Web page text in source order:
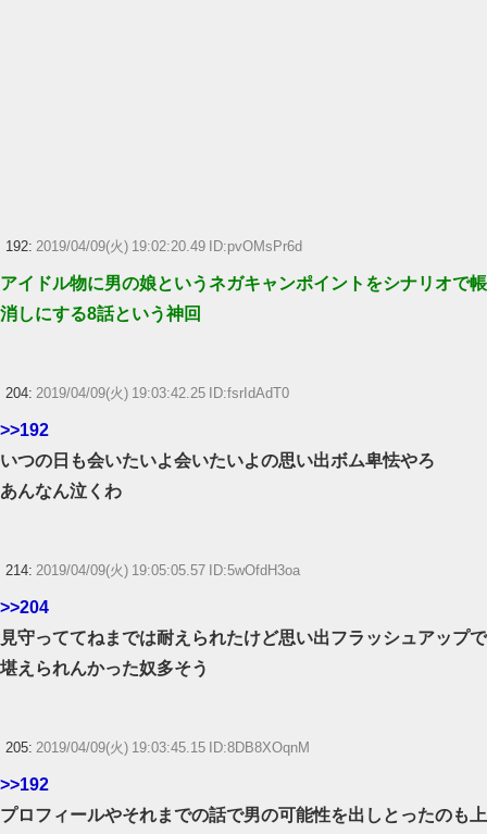
192: 2019/04/09(火) 19:02:20.49 ID:pvOMsPr6d
アイドル物に男の娘というネガキャンポイントをシナリオで帳
消しにする8話という神回
204: 2019/04/09(火) 19:03:42.25 ID:fsrIdAdT0
>>192
いつの日も会いたいよ会いたいよの思い出ボム卑怯やろ
あんなん泣くわ
214: 2019/04/09(火) 19:05:05.57 ID:5wOfdH3oa
>>204
見守っててねまでは耐えられたけど思い出フラッシュアップで
堪えられんかった奴多そう
205: 2019/04/09(火) 19:03:45.15 ID:8DB8XOqnM
>>192
プロフィールやそれまでの話で男の可能性を出しとったのも上